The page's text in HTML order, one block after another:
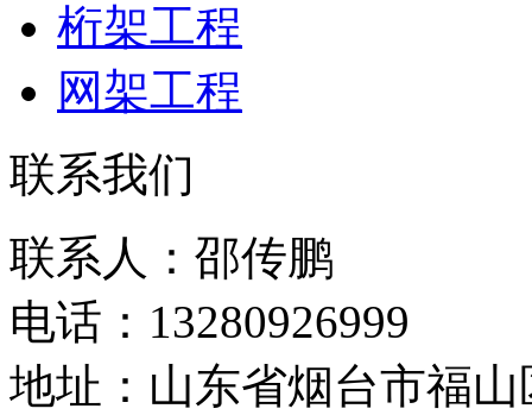
桁架工程
网架工程
联系我们
联系人：邵传鹏
电话：13280926999
地址：山东省烟台市福